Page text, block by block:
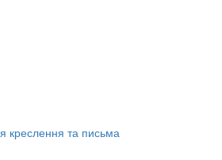
креслення та письма